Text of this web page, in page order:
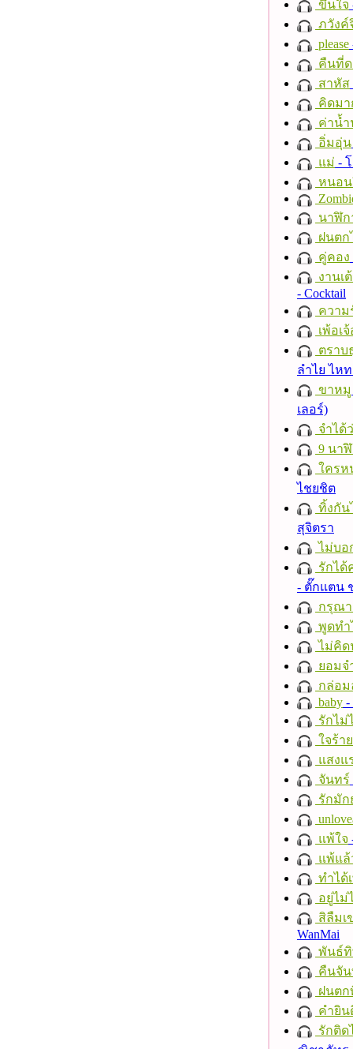
ขึ้นใจ
ภวังค์
please
คืนที่ด
สาหัส
คิดมา
ค่าน้
อิ่มอุ่น
แม่ -
หนอน
นาฬิก
ฝนตก
คู่คอง
งานเ
- Cocktail
ความ
เพ้อเ
ตราบ
ลำไย ไห
ขาหมู
เลอร์)
จำได้
9 นา
ใครห
ไชยชิต
ทิ้งกัน
สุจิตรา
ไม่บอ
รักได้
- ตั๊กแตน
กรุณา
พูดทำ
ไม่คิด
ยอม
กล่อม
baby -
รักไม่
ใจร้าย
แสงแ
จันทร์
รักมัก
แพ้ใจ
แพ้แล้
ทำได้
อยู่ไม่
สิลืมเ
WanMai
พันธ์
คืนจั
ฝนตก
คำยิน
รักติด